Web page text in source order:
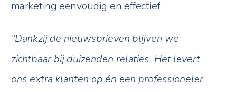
marketing eenvoudig en effectief.
“Dankzij de nieuwsbrieven blijven we
zichtbaar bij duizenden relaties. Het levert
ons extra klanten op én een professioneler